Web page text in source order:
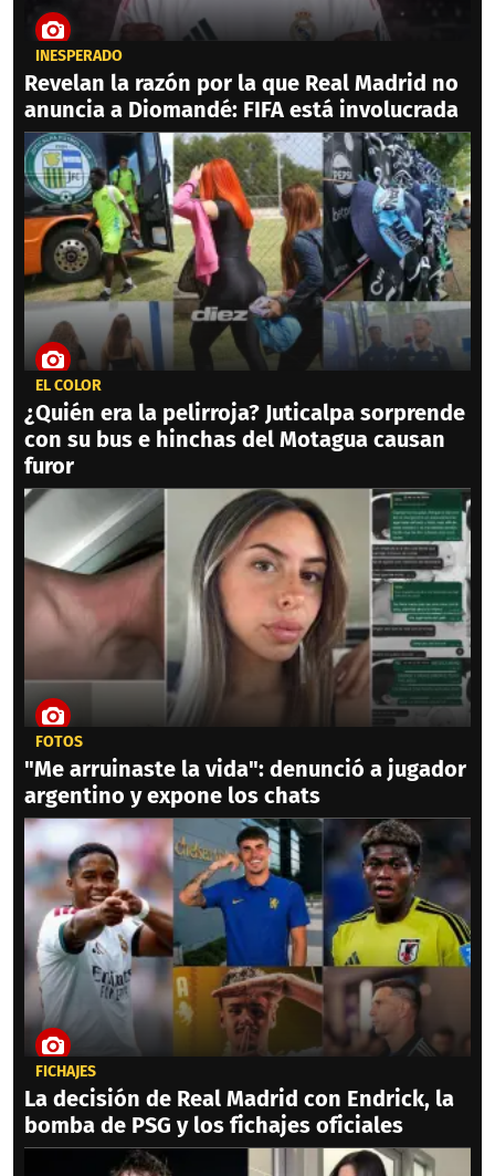
INESPERADO
Revelan la razón por la que Real Madrid no
anuncia a Diomandé: FIFA está involucrada
EL COLOR
¿Quién era la pelirroja? Juticalpa sorprende
con su bus e hinchas del Motagua causan
furor
FOTOS
"Me arruinaste la vida": denunció a jugador
argentino y expone los chats
FICHAJES
La decisión de Real Madrid con Endrick, la
bomba de PSG y los fichajes oficiales